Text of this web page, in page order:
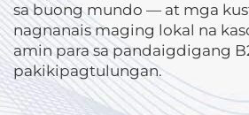
sa buong mundo — at mga
nagnanais maging lokal na
amin para sa pandaigdigang
pakikipagtulungan.